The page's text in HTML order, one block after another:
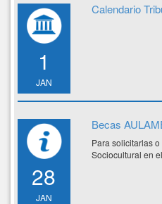
1
JAN
Calendario
28
JAN
Becas
Para solicitarlas
Sociocultural en